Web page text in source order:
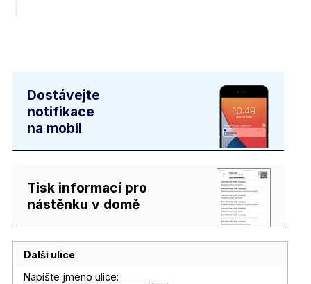
Dostávejte
notifikace
na mobil
Tisk informací pro
nástěnku v domě
Další ulice
Napište jméno ulice: